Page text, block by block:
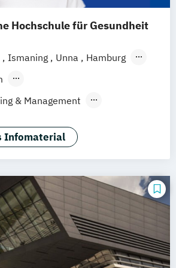
Psychologie
Sportpsychologie
Hochschule für Gesundheit
Ismaning Unna
Hamburg
Präsenzstudium
& Management
Physiotherapie
& Coaching
(versch.
Infomaterial